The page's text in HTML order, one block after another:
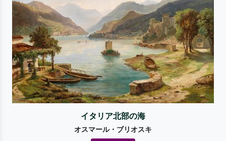
イタリア北部の海
オスマール・ブリオスキ